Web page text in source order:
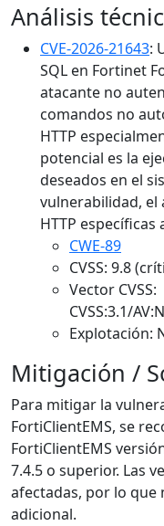
Análisis
CVE-2026-21643:
SQL en Fortinet
atacante no
comandos no
HTTP
potencial es la
deseados en el
vulnerabilidad, el
HTTP
CWE-89
CVSS: 9.8
Vector CVSS:
CVSS:3.1/
Explotación:
Mitigación /
Para mitigar la
FortiClientEMS, se
FortiClientEMS
7.4.5 o superior. Las
afectadas, por lo que
adicional.